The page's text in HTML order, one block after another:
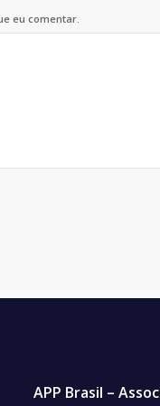
eu comentar.
APP Brasil –